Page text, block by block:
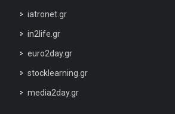
iatronet.gr
in2life.gr
euro2day.gr
stocklearning.gr
media2day.gr